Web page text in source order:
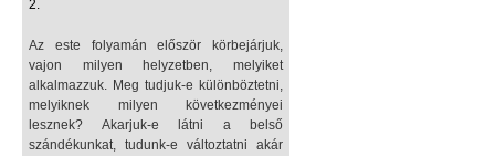
2.
Az este folyamán először körbejárjuk,
vajon milyen helyzetben, melyiket
alkalmazzuk. Meg tudjuk-e különböztetni,
melyiknek milyen következményei
lesznek? Akarjuk-e látni a belső
szándékunkat, tudunk-e változtatni akár